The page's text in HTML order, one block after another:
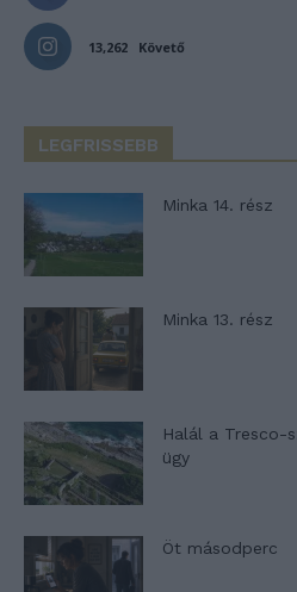
13,262 Követő
LEGFRISSEBB
Minka 14. rész
Minka 13. rész
Halál a Tresco-
ügy
Öt másodperc